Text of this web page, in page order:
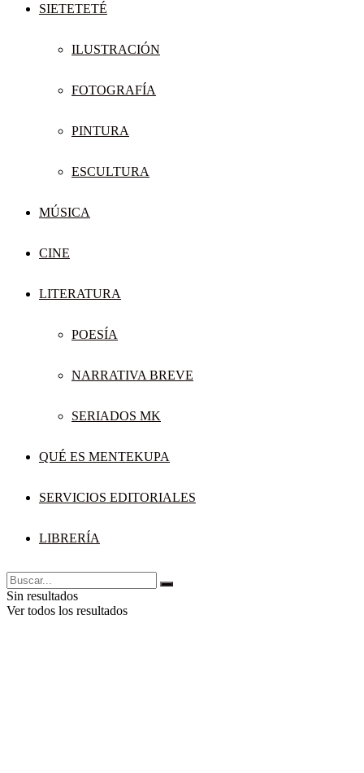
SIETETETÉ
ILUSTRACIÓN
FOTOGRAFÍA
PINTURA
ESCULTURA
MÚSICA
CINE
LITERATURA
POESÍA
NARRATIVA BREVE
SERIADOS MK
QUÉ ES MENTEKUPA
SERVICIOS EDITORIALES
LIBRERÍA
Sin resultados
Ver todos los resultados